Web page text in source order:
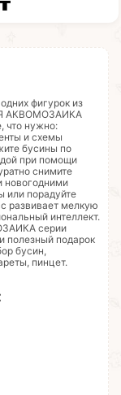
фигурок из
АКВОМОЗАИКА
что нужно:
и схемы
бусины по
при помощи
снимите
новогодними
или порадуйте
развивает мелкую
интеллект.
серии
полезный подарок
бусин,
пинцет.